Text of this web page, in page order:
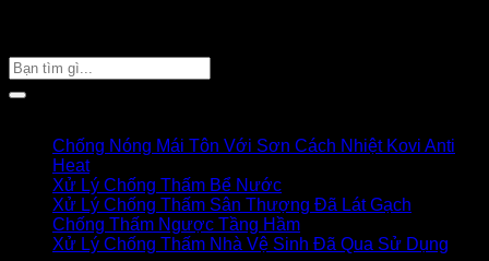
Tìm
kiếm:
Chống Nóng Mái Tôn Với Sơn Cách Nhiệt Kovi Anti
Heat
Xử Lý Chống Thấm Bể Nước
Xử Lý Chống Thấm Sân Thượng Đã Lát Gạch
Chống Thấm Ngược Tầng Hầm
Xử Lý Chống Thấm Nhà Vệ Sinh Đã Qua Sử Dụng